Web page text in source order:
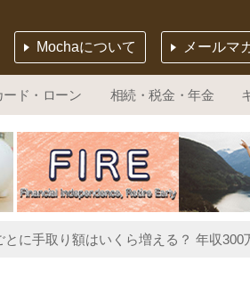
メールマ
Mochaについて
ード・ローン 相続・税金・年金
に手取り額はいくら増える？ 年収300